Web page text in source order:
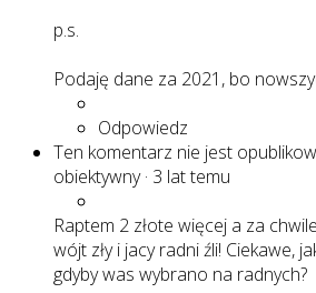
p.s.
Podaję dane za 2021, bo
Odpowiedz
Ten komentarz nie jest
obiektywny · 3 lat temu
Raptem 2 złote więcej a za
wójt zły i jacy radni źli! Ciekawe,
gdyby was wybrano na radnych?